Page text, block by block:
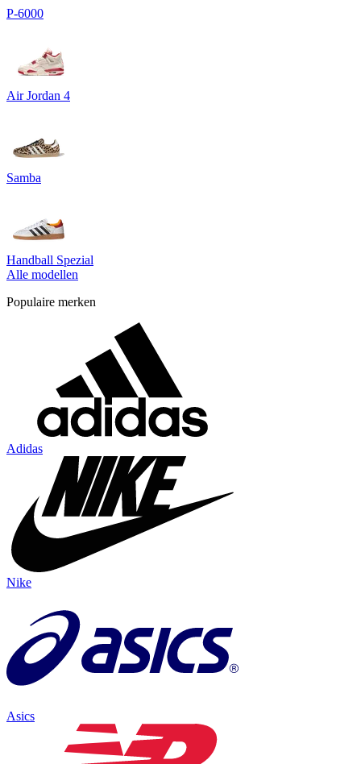
P-6000
Air Jordan 4
Samba
Handball Spezial
Alle modellen
Populaire merken
Adidas
Nike
Asics